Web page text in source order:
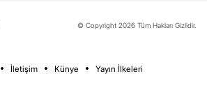
© Copyright 2026 Tüm Hakları Gizlidir.
İletişim Künye Yayın İlkeleri